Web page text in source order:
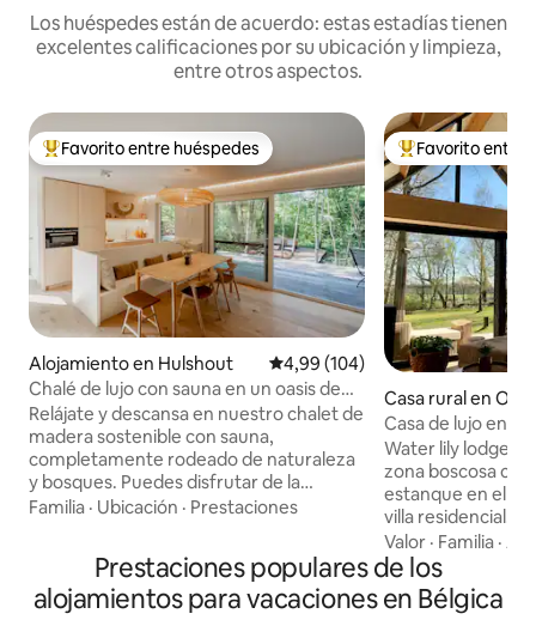
Los huéspedes están de acuerdo: estas estadías tienen
excelentes calificaciones por su ubicación y limpieza,
entre otros aspectos.
Favorito entre los huéspedes más destacados
Favorito entre huéspedes
Alojamiento en Hulshout Calificación promedio: 4,99 de
4,99 (104)
Chalé de lujo con sauna en un oasis de
paz
Relájate y descansa en nuestro chalet de
madera sostenible con sauna,
completamente rodeado de naturaleza
y bosques. Puedes disfrutar de la
hermosa reserva natural de Goor-
senderismo, ciclismo y bicicleta de
montaña. En resumen, es ideal para una
escapada en pareja, unas vacaciones
Familia · Ubicación · Prestaciones
Favorito entre
Favorito entre
Casa rural en
Casa de lujo en la
bienestar junto a
Water lily lodge
zona boscosa
estanque en el
villa residencial.
romántico,
silencio en
relájese en la
en la sauna de
Valor · Familia ·
Prestaciones populares de los
alojamientos para vacaciones en Bélgica